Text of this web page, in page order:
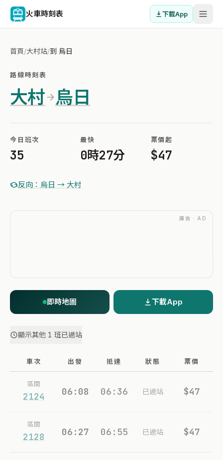
火車時刻表 下載App
首頁/大村站/到 烏日
路線時刻表
大村 烏日
今日班次
35
最快
0時27分
票價起
$47
反向：烏日 → 大村
廣告 · AD
即時地圖 下載App
顯示其他 1 班已過站
車次 出發 抵達 狀態 票價
區間
2124 06:08 06:36 已過站 $47
區間
2128 06:27 06:55 已過站 $47